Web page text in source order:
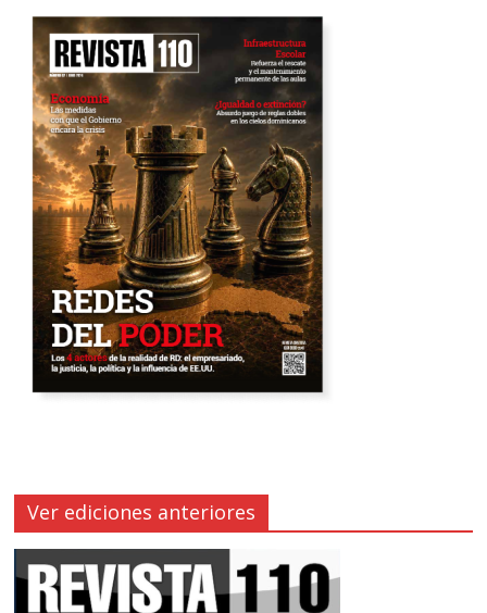
Ver ediciones anteriores